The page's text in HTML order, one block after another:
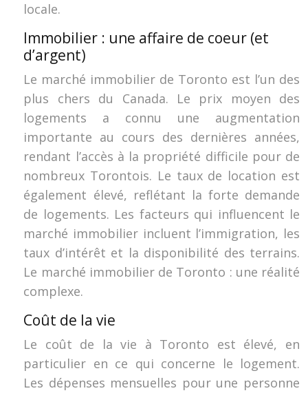
locale.
Immobilier : une affaire de coeur (et
d’argent)
Le marché immobilier de Toronto est l’un des
plus chers du Canada. Le prix moyen des
logements a connu une augmentation
importante au cours des dernières années,
rendant l’accès à la propriété difficile pour de
nombreux Torontois. Le taux de location est
également élevé, reflétant la forte demande
de logements. Les facteurs qui influencent le
marché immobilier incluent l’immigration, les
taux d’intérêt et la disponibilité des terrains.
Le marché immobilier de Toronto : une réalité
complexe.
Coût de la vie
Le coût de la vie à Toronto est élevé, en
particulier en ce qui concerne le logement.
Les dépenses mensuelles pour une personne